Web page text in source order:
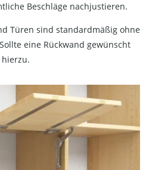
Beschläge nachjustieren.
Türen sind standardmäßig ohne
eine Rückwand gewünscht